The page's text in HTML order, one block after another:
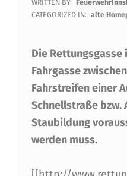
N
E
N
I
G
E
R
WRITTEN BY:
CATEGORIZED IN: alte
Die
Fahrgasse
Fahrstreifen einer
Schnellstraße bzw.
Staubildung
werden muss.